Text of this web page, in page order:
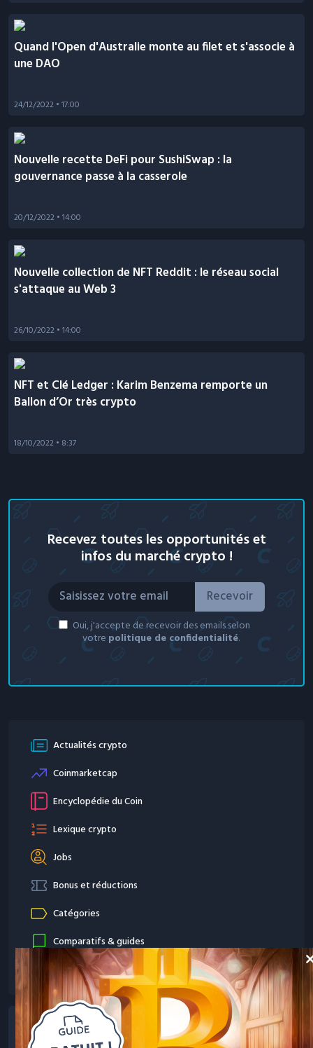
Quand l'Open d'Australie monte au filet et s'associe à
une DAO
24/12/2022 • 17:00
Nouvelle recette DeFi pour SushiSwap : la
gouvernance passe à la casserole
20/12/2022 • 14:00
Nouvelle collection de NFT Reddit : le réseau social
s'attaque au Web 3
26/10/2022 • 14:00
NFT et Clé Ledger : Karim Benzema remporte un
Ballon d’Or très crypto
18/10/2022 • 8:37
Recevez toutes les opportunités et
infos du marché crypto !
Recevoir
Oui, j'accepte de recevoir des emails selon
votre politique de confidentialité.
Actualités crypto
Coinmarketcap
Encyclopédie du Coin
Lexique crypto
Jobs
Bonus et réductions
Catégories
Comparatifs & guides
Agent AI par Kryll